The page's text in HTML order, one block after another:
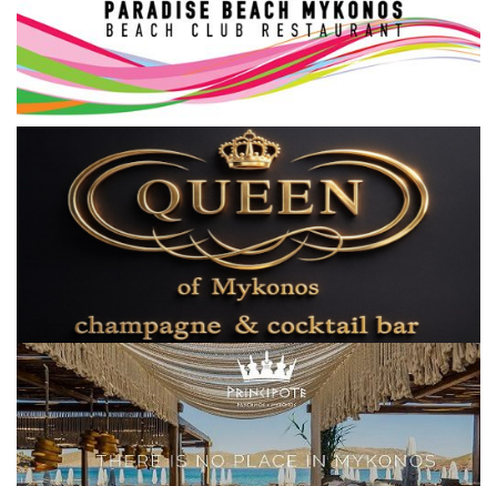
Cost Of Living Crisis
Opinion + Analysis
L’Art des Sens
All News
Local Elections 2023
Elections 2023
Γλώσσα
Ελληνικά English